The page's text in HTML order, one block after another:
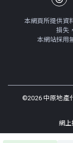
本網頁所提供資
損失
本網站採用
©2026中原地產
網